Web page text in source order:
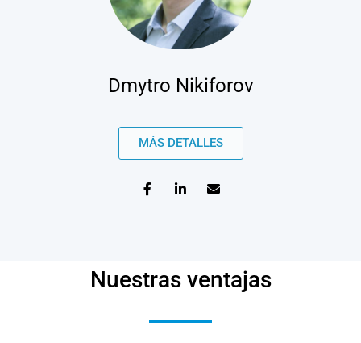
Dmytro Nikiforov
MÁS DETALLES
Nuestras ventajas